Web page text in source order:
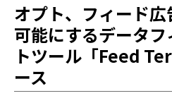
オプト、フィード
可能にするデータ
トツール「Feed
ース